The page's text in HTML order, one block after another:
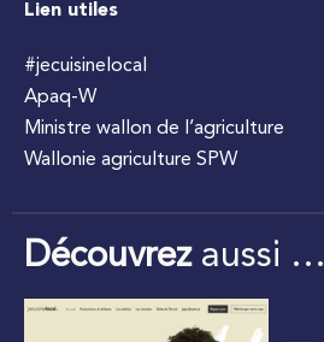
Lien utiles
#jecuisinelocal
Apaq-W
Ministre wallon de l’agriculture
Wallonie agriculture SPW
Découvrezaussi …